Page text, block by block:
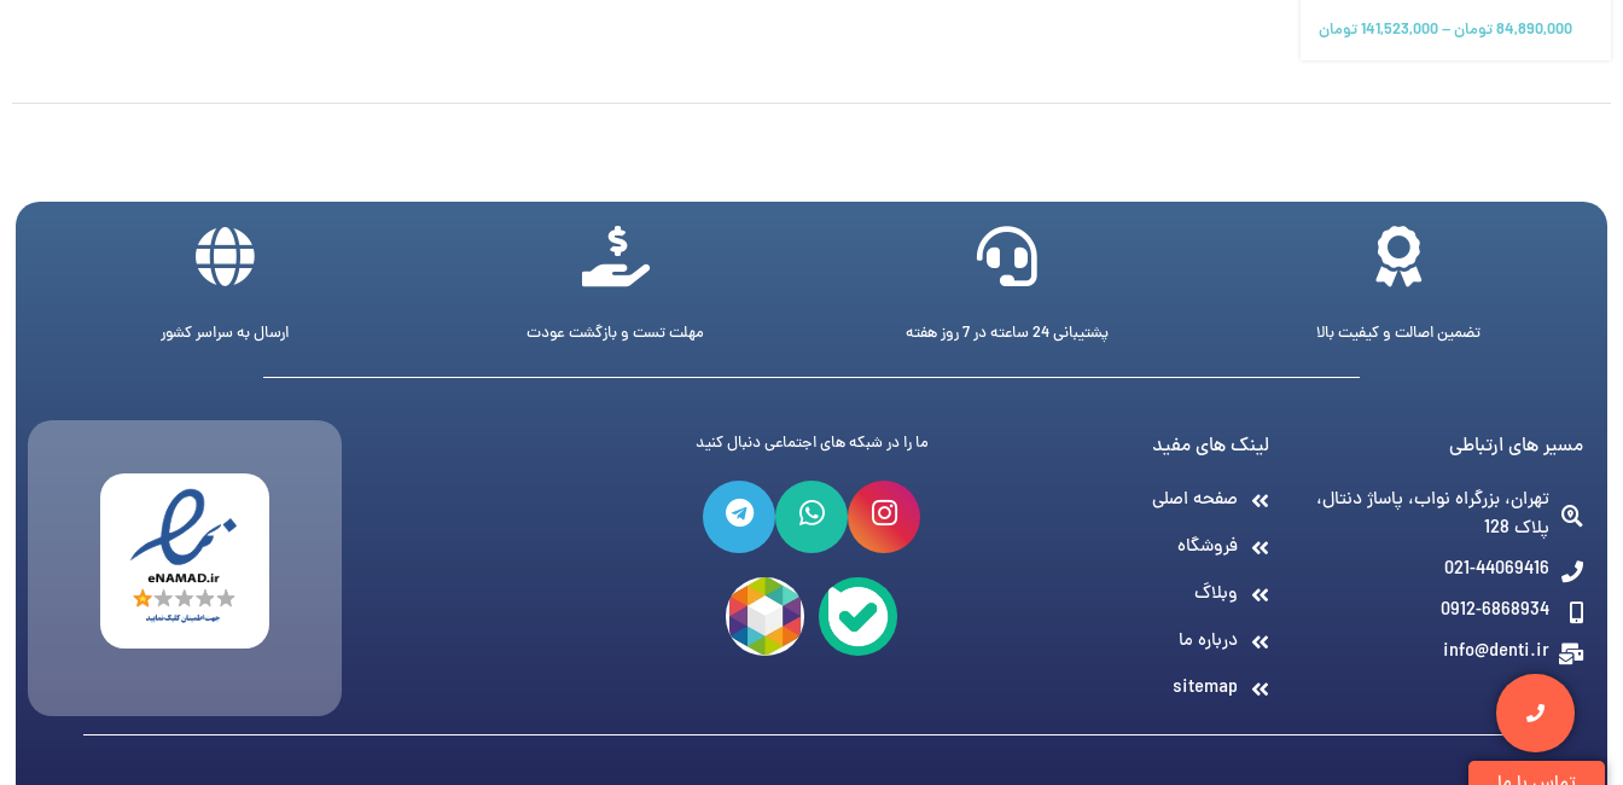
84,890,000تومان–
141,523,000تومان
تضمین اصالت و کیفیت بالا پشتیبانی 24 ساعته در 7 روز هفته مهلت تست و بازگشت عودت ارسال به سراسر کشور
مسیر های ارتباطی
تهران، بزرگراه نواب، پاساژ دنتال،
پلاک 128
021-44069416
0912-6868934
info@denti.ir
لینک های مفید
صفحه اصلی
فروشگاه
وبلاگ
درباره ما
sitemap
ما را در شبکه های اجتماعی دنبال کنید